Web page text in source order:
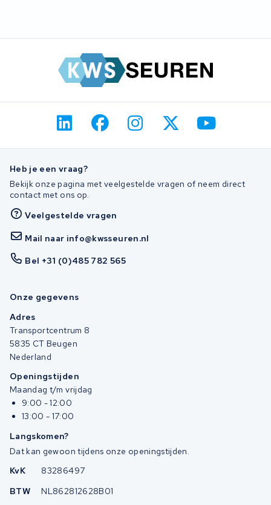
Heb je een vraag?
Bekijk onze pagina met veelgestelde vragen of neem direct
contact met ons op.
Veelgestelde vragen
Mail naar info@kwsseuren.nl
Bel +31 (0)485 782 565
Onze gegevens
Adres
Transportcentrum 8
5835 CT Beugen
Nederland
Openingstijden
Maandag t/m vrijdag
9:00 - 12:00
13:00 - 17:00
Langskomen?
Dat kan gewoon tijdens onze openingstijden.
KvK
83286497
BTW
NL862812628B01